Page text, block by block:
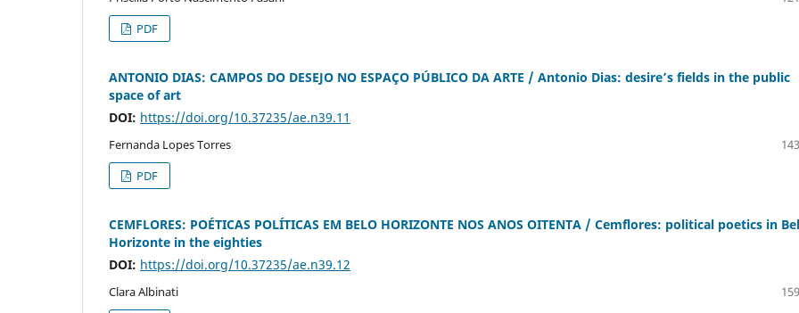
PDF
ANTONIO DIAS: CAMPOS DO DESEJO NO ESPAÇO PÚBLICO DA ARTE / Antonio Dias: desire’s fields in the public
space of art
DOI: https://doi.org/10.37235/ae.n39.11
Fernanda Lopes Torres
PDF
CEMFLORES: POÉTICAS POLÍTICAS EM BELO HORIZONTE NOS ANOS OITENTA / Cemflores: political poetics in
Horizonte in the eighties
DOI: https://doi.org/10.37235/ae.n39.12
Clara Albinati